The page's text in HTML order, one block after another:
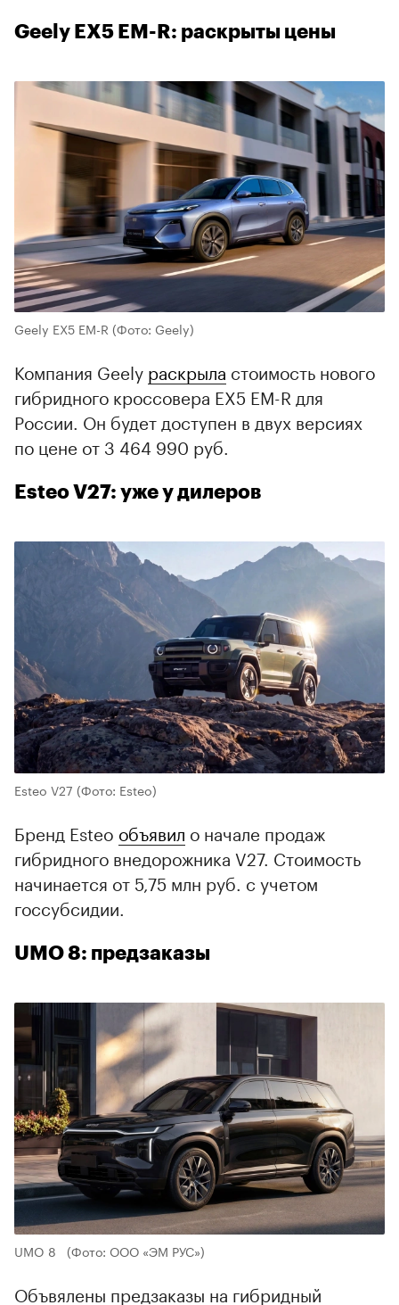
Geely EX5 EM-R: раскрыты цены
Geely EX5 EM-R (Фото: Geely)
Компания Geely раскрыла стоимость нового
гибридного кроссовера EX5 EM-R для
России. Он будет доступен в двух версиях
по цене от 3 464 990 руб.
Esteo V27: уже у дилеров
Esteo V27 (Фото: Esteo)
Бренд Esteo объявил о начале продаж
гибридного внедорожника V27. Стоимость
начинается от 5,75 млн руб. с учетом
госсубсидии.
UMO 8: предзаказы
UMO 8 (Фото: ООО «ЭМ РУС»)
Объвялены предзаказы на гибридный